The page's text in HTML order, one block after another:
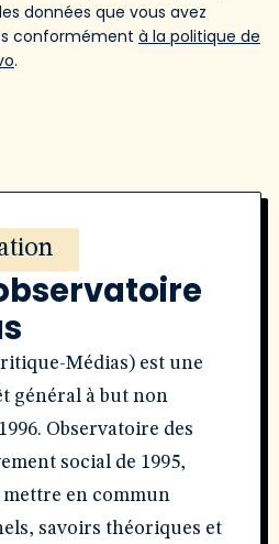
données que vous avez
conformément à la politique de
.
Médias) est une
général à but non
Observatoire des
social de 1995,
en commun
savoirs théoriques et